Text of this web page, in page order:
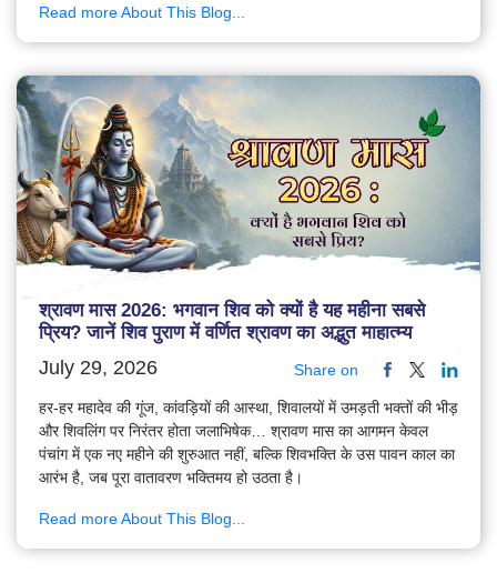
Read more About This Blog...
श्रावण मास 2026: भगवान शिव को क्यों है यह महीना सबसे
प्रिय? जानें शिव पुराण में वर्णित श्रावण का अद्भुत माहात्म्य
July 29, 2026 Share on
हर-हर महादेव की गूंज, कांवड़ियों की आस्था, शिवालयों में उमड़ती भक्तों की भीड़
और शिवलिंग पर निरंतर होता जलाभिषेक… श्रावण मास का आगमन केवल
पंचांग में एक नए महीने की शुरुआत नहीं, बल्कि शिवभक्ति के उस पावन काल का
आरंभ है, जब पूरा वातावरण भक्तिमय हो उठता है।
Read more About This Blog...